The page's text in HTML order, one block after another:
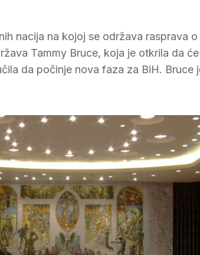
nacija na kojoj se održava rasprava
Tammy Bruce, koja je otkrila da
da počinje nova faza za BiH. Bruce